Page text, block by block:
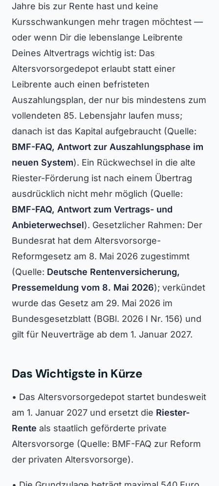
Jahre bis zur Rente hast und keine
Kursschwankungen mehr tragen möchtest —
oder wenn Dir die lebenslange Leibrente
Deines Altvertrags wichtig ist: Das
Altersvorsorgedepot erlaubt statt einer
Leibrente auch einen befristeten
Auszahlungsplan, der nur bis mindestens zum
vollendeten 85. Lebensjahr laufen muss;
danach ist das Kapital aufgebraucht (Quelle:
BMF-FAQ, Antwort zur Auszahlungsphase im
neuen System). Ein Rückwechsel in die alte
Riester-Förderung ist nach einem Übertrag
ausdrücklich nicht mehr möglich (Quelle:
BMF-FAQ, Antwort zum Vertrags- und
Anbieterwechsel). Gesetzlicher Rahmen: Der
Bundesrat hat dem Altersvorsorge-
Reformgesetz am 8. Mai 2026 zugestimmt
(Quelle: Deutsche Rentenversicherung,
Pressemeldung vom 8. Mai 2026); verkündet
wurde das Gesetz am 29. Mai 2026 im
Bundesgesetzblatt (BGBl. 2026 I Nr. 156) und
gilt für Neuverträge ab dem 1. Januar 2027.
Das Wichtigste in Kürze
• Das Altersvorsorgedepot startet bundesweit
am 1. Januar 2027 und ersetzt die Riester-
Rente als staatlich geförderte private
Altersvorsorge (Quelle: BMF-FAQ zur Reform
der privaten Altersvorsorge).